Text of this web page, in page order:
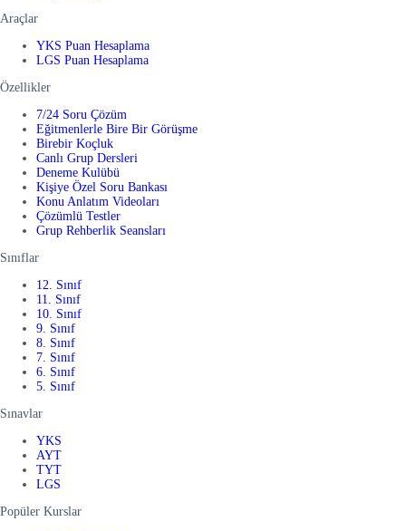
Araçlar
YKS Puan Hesaplama
LGS Puan Hesaplama
Özellikler
7/24 Soru Çözüm
Eğitmenlerle Bire Bir Görüşme
Birebir Koçluk
Canlı Grup Dersleri
Deneme Kulübü
Kişiye Özel Soru Bankası
Konu Anlatım Videoları
Çözümlü Testler
Grup Rehberlik Seansları
Sınıflar
12. Sınıf
11. Sınıf
10. Sınıf
9. Sınıf
8. Sınıf
7. Sınıf
6. Sınıf
5. Sınıf
Sınavlar
YKS
AYT
TYT
LGS
Popüler Kurslar